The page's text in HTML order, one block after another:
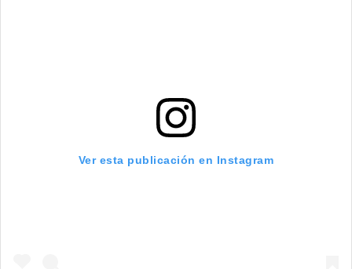
Ver esta publicación en Instagram